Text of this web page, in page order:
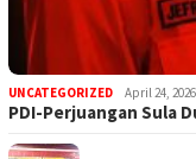
UNCATEGORIZED April 24, 2026
PDI-Perjuangan Sula